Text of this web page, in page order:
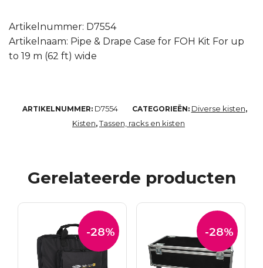
Artikelnummer: D7554
Artikelnaam: Pipe & Drape Case for FOH Kit For up
to 19 m (62 ft) wide
ARTIKELNUMMER: D7554 CATEGORIEËN: Diverse kisten,
Kisten,Tassen, racks en kisten
Gerelateerde producten
-28% -28%